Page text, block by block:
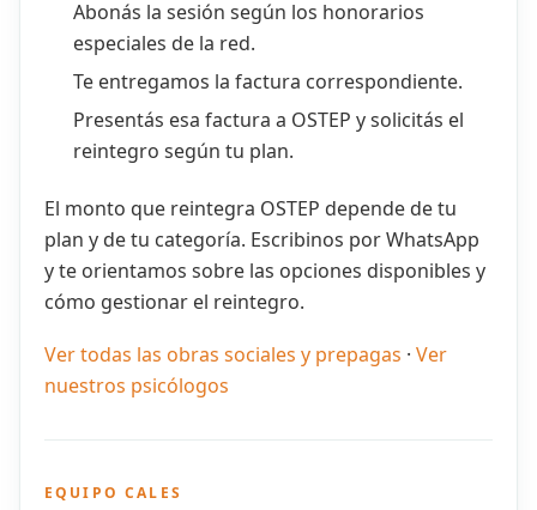
Abonás la sesión según los honorarios
especiales de la red.
Te entregamos la factura correspondiente.
Presentás esa factura a OSTEP y solicitás el
reintegro según tu plan.
El monto que reintegra OSTEP depende de tu
plan y de tu categoría. Escribinos por WhatsApp
y te orientamos sobre las opciones disponibles y
cómo gestionar el reintegro.
Ver todas las obras sociales y prepagas · Ver
nuestros psicólogos
EQUIPO CALES